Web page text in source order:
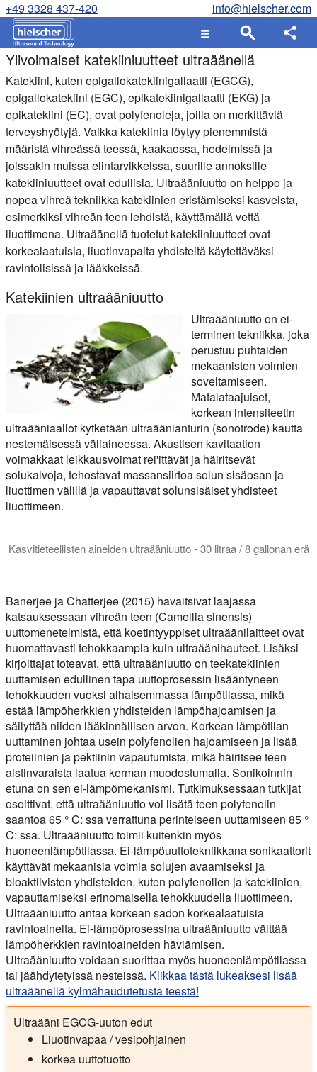
+49 3328 437-420 info@hielscher.com
Ylivoimaiset katekiiniuutteet ultraäänellä
Katekiini, kuten epigallokatekiinigallaatti (EGCG),
epigallokatekiini (EGC), epikatekiinigallaatti (EKG) ja
epikatekiini (EC), ovat polyfenoleja, joilla on merkittäviä
terveyshyötyjä. Vaikka katekiinia löytyy pienemmistä
määristä vihreässä teessä, kaakaossa, hedelmissä ja
joissakin muissa elintarvikkeissa, suurille annoksille
katekiiniuutteet ovat edullisia. Ultraääniuutto on helppo ja
nopea vihreä tekniikka katekiinien eristämiseksi kasveista,
esimerkiksi vihreän teen lehdistä, käyttämällä vettä
liuottimena. Ultraäänellä tuotetut katekiiniuutteet ovat
korkealaatuisia, liuotinvapaita yhdisteitä käytettäväksi
ravintolisissä ja lääkkeissä.
Katekiinien ultraääniuutto
Ultraääniuutto on ei-
terminen tekniikka, joka
perustuu puhtaiden
mekaanisten voimien
soveltamiseen.
Matalataajuiset,
korkean intensiteetin
ultraääniaallot kytketään ultraäänianturin (sonotrode) kautta
nestemäisessä väliaineessa. Akustisen kavitaation
voimakkaat leikkausvoimat rei'ittävät ja häiritsevät
solukalvoja, tehostavat massansiirtoa solun sisäosan ja
liuottimen välillä ja vapauttavat solunsisäiset yhdisteet
liuottimeen.
Kasvitieteellisten aineiden ultraääniuutto - 30 litraa / 8 gallonan erä
Banerjee ja Chatterjee (2015) havaitsivat laajassa
katsauksessaan vihreän teen (Camellia sinensis)
uuttomenetelmistä, että koetintyyppiset ultraäänilaitteet ovat
huomattavasti tehokkaampia kuin ultraäänihauteet. Lisäksi
kirjoittajat toteavat, että ultraääniuutto on teekatekiinien
uuttamisen edullinen tapa uuttoprosessin lisääntyneen
tehokkuuden vuoksi alhaisemmassa lämpötilassa, mikä
estää lämpöherkkien yhdisteiden lämpöhajoamisen ja
säilyttää niiden lääkinnällisen arvon. Korkean lämpötilan
uuttaminen johtaa usein polyfenolien hajoamiseen ja lisää
proteiinien ja pektiinin vapautumista, mikä häiritsee teen
aistinvaraista laatua kerman muodostumalla. Sonikoinnin
etuna on sen ei-lämpömekanismi. Tutkimuksessaan tutkijat
osoittivat, että ultraääniuutto voi lisätä teen polyfenolin
saantoa 65 ° C: ssa verrattuna perinteiseen uuttamiseen 85 °
C: ssa. Ultraääniuutto toimii kuitenkin myös
huoneenlämpötilassa. Ei-lämpöuuttotekniikkana sonikaattorit
käyttävät mekaanisia voimia solujen avaamiseksi ja
bioaktiivisten yhdisteiden, kuten polyfenolien ja katekiinien,
vapauttamiseksi erinomaisella tehokkuudella liuottimeen.
Ultraääniuutto antaa korkean sadon korkealaatuisia
ravintoaineita. Ei-lämpöprosessina ultraääniuutto välttää
lämpöherkkien ravintoaineiden häviämisen.
Ultraääniuutto voidaan suorittaa myös huoneenlämpötilassa
tai jäähdytetyissä nesteissä. Klikkaa tästä lukeaksesi lisää
ultraäänellä kylmähaudutetusta teestä!
Ultraääni EGCG-uuton edut
Liuotinvapaa / vesipohjainen
korkea uuttotuotto